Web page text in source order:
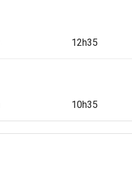
12h35
10h35